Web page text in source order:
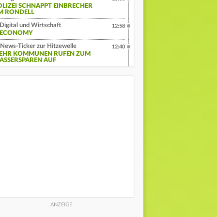
SCHNAPPT EINBRECHER
RONDELL
Digital und Wirtschaft
12:58
News-Ticker zur Hitzewelle
KOMMUNEN RUFEN ZUM
AUF
12:40